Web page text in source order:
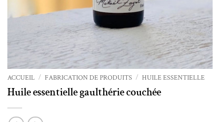
ACCUEIL / FABRICATION DE PRODUITS / HUILE ESSENTIELLE
Huile essentielle gaulthérie couchée